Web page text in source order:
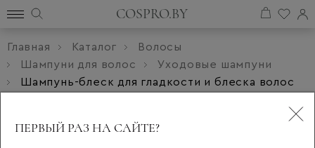
COSPRO.BY
Главная Каталог
Волосы
Шампуни для волос
Уходовые шампуни
Шампунь-блеск для гладкости и блеска волос
ПЕРВЫЙ РАЗ НА САЙТЕ?